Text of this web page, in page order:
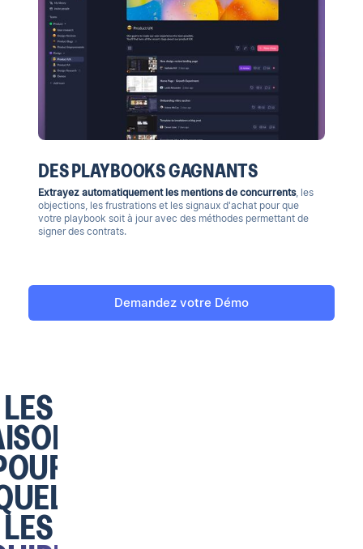
DES PLAYBOOKS GAGNANTS
Extrayez automatiquement les mentions de concurrents, les
objections, les frustrations et les signaux d'achat pour que
votre playbook soit à jour avec des méthodes permettant de
signer des contrats.
Demandez votre Démo
LES
LES